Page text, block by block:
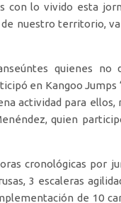
con lo vivido esta
de nuestro territorio,
quienes no
en Kangoo Jumps
actividad para ellos,
quien
cronológicas por
3 escaleras
de 10